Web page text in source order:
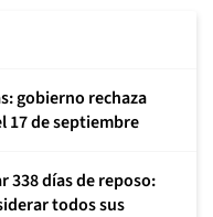
gobierno rechaza
17 de septiembre
338 días de reposo:
todos sus